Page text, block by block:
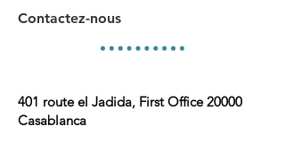
Contactez-nous
401 route el Jadida, First Office20000
Casablanca